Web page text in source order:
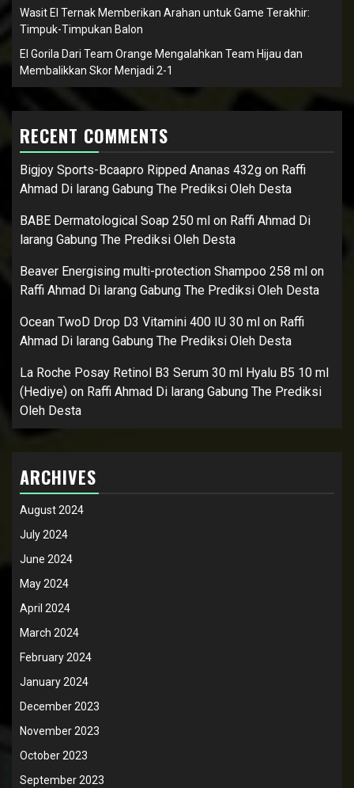
Wasit El Ternak Memberikan Arahan untuk Game Terakhir:
Timpuk-Timpukan Balon
El Gorila Dari Team Orange Mengalahkan Team Hijau dan
Membalikkan Skor Menjadi 2-1
RECENT COMMENTS
Bigjoy Sports-Bcaapro Ripped Ananas 432g on Raffi
Ahmad Di larang Gabung The Prediksi Oleh Desta
BABE Dermatological Soap 250 ml on Raffi Ahmad Di
larang Gabung The Prediksi Oleh Desta
Beaver Energising multi-protection Shampoo 258 ml on
Raffi Ahmad Di larang Gabung The Prediksi Oleh Desta
Ocean TwoD Drop D3 Vitamini 400 IU 30 ml on Raffi
Ahmad Di larang Gabung The Prediksi Oleh Desta
La Roche Posay Retinol B3 Serum 30 ml Hyalu B5 10 ml
(Hediye) on Raffi Ahmad Di larang Gabung The Prediksi
Oleh Desta
ARCHIVES
August 2024
July 2024
June 2024
May 2024
April 2024
March 2024
February 2024
January 2024
December 2023
November 2023
October 2023
September 2023